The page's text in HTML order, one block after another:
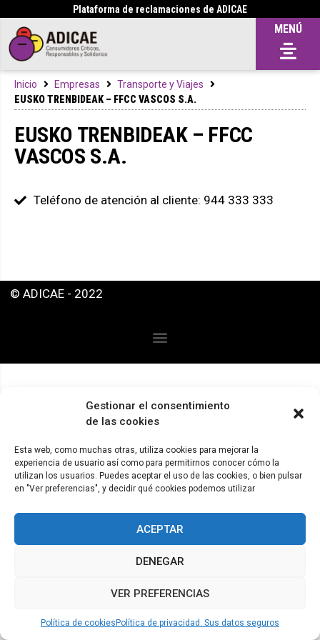
Gestionar el consentimiento
de las cookies
Esta web, como muchas otras, utiliza cookies para mejorar la
experiencia de usuario así como para permitirnos conocer cómo la
utilizan los usuarios. Puedes aceptar el uso de las cookies, o bien pulsar
en "Ver preferencias", y decidir qué cookies podemos utilizar
ACEPTAR
DENEGAR
VER PREFERENCIAS
Política de cookies Política de privacidad. Sus datos seguros
Plataforma de reclamaciones de ADICAE
MENÚ
Inicio Empresas
Transporte y Viajes
EUSKO TRENBIDEAK – FFCC VASCOS S.A.
EUSKO TRENBIDEAK – FFCC
VASCOS S.A.
Teléfono de atención al cliente: 944 333 333
© ADICAE - 2022